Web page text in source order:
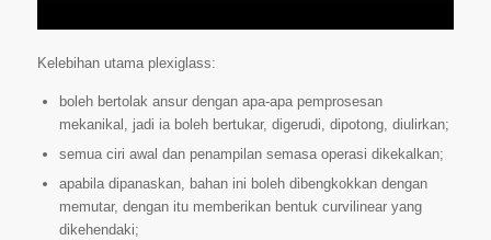
Kelebihan utama plexiglass:
boleh bertolak ansur dengan apa-apa pemprosesan
mekanikal, jadi ia boleh bertukar, digerudi, dipotong, diulirkan;
semua ciri awal dan penampilan semasa operasi dikekalkan;
apabila dipanaskan, bahan ini boleh dibengkokkan dengan
memutar, dengan itu memberikan bentuk curvilinear yang
dikehendaki;